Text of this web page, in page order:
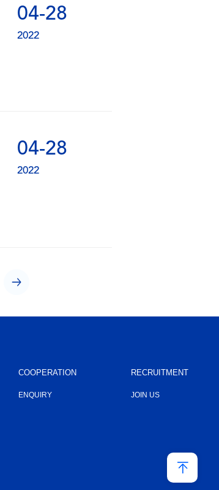
04-28
2022
04-28
2022
COOPERATION
ENQUIRY
RECRUITMENT
JOIN US